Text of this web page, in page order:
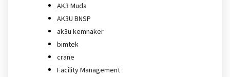
AK3 Muda
AK3U BNSP
ak3u kemnaker
bimtek
crane
Facility Management